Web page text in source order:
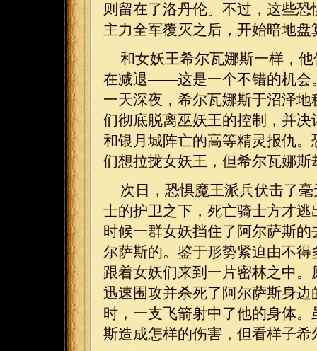
则留在了洛丹伦。不过，这些
主力全军覆灭之后，开始暗地
和女妖王希尔瓦娜斯一样，
在减退——这是一个不错的机会
一天深夜，希尔瓦娜斯于沼泽
们彻底脱离巫妖王的控制，并
和银月城阵亡的高等精灵报仇
们想拉拢女妖王，但希尔瓦娜
次日，恐惧魔王派兵伏击了
士的护卫之下，死亡骑士方才
时候一群女妖挡住了阿尔萨斯
尔萨斯的。鉴于形势紧迫由不
跟着女妖们来到一片密林之中
迅速围攻并杀死了阿尔萨斯身
时，一支飞箭射中了他的身体
斯造成怎样的伤害，但看样子